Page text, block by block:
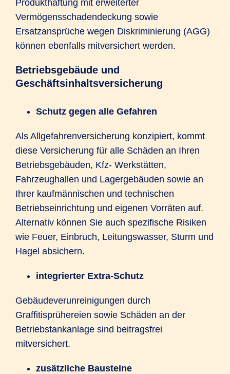
Produkthaftung mit erweiterter
Vermögensschadendeckung sowie
Ersatzansprüche wegen Diskriminierung (AGG)
können ebenfalls mitversichert werden.
Betriebsgebäude und
Geschäftsinhaltsversicherung
Schutz gegen alle Gefahren
Als Allgefahrenversicherung konzipiert, kommt
diese Versicherung für alle Schäden an Ihren
Betriebsgebäuden, Kfz- Werkstätten,
Fahrzeughallen und Lagergebäuden sowie an
Ihrer kaufmännischen und technischen
Betriebseinrichtung und eigenen Vorräten auf.
Alternativ können Sie auch spezifische Risiken
wie Feuer, Einbruch, Leitungswasser, Sturm und
Hagel absichern.
integrierter Extra-Schutz
Gebäudeverunreinigungen durch
Graffitisprühereien sowie Schäden an der
Betriebstankanlage sind beitragsfrei
mitversichert.
zusätzliche Bausteine